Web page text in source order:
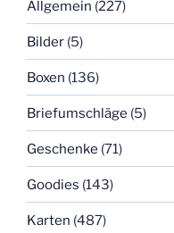
Allgemein (227)
Bilder (5)
Boxen (136)
Briefumschläge (5)
Geschenke (71)
Goodies (143)
Karten (487)